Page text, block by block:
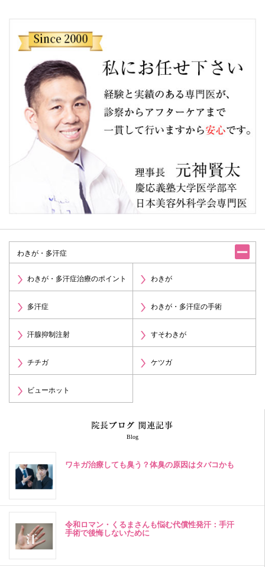
わきが・多汗症
わきが・多汗症治療のポイント わきが
多汗症 わきが・多汗症の手術
汗腺抑制注射 すそわきが
チチガ ケツガ
ビューホット
Blog
ワキガ治療しても臭う？体臭の原因はタバコかも
令和ロマン・くるまさんも悩む代償性発汗：手汗
手術で後悔しないために